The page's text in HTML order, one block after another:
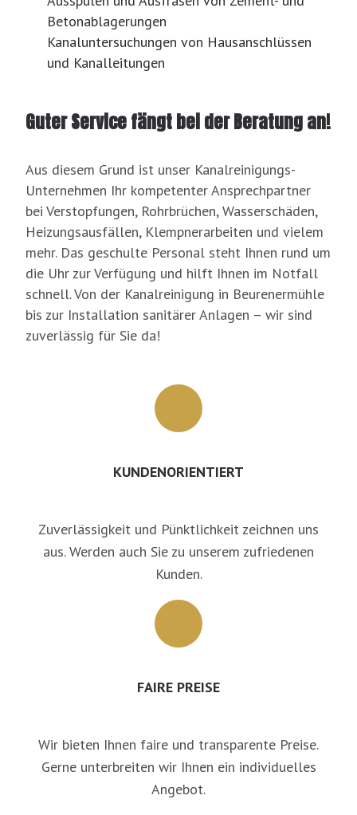
Betonablagerungen
Kanaluntersuchungen von Hausanschlüssen
und Kanalleitungen
Guter Service fängt bei der Beratung an!
Aus diesem Grund ist unser Kanalreinigungs-
Unternehmen Ihr kompetenter Ansprechpartner
bei Verstopfungen, Rohrbrüchen, Wasserschäden,
Heizungsausfällen, Klempnerarbeiten und vielem
mehr. Das geschulte Personal steht Ihnen rund um
die Uhr zur Verfügung und hilft Ihnen im Notfall
schnell. Von der Kanalreinigung in Beurenermühle
bis zur Installation sanitärer Anlagen – wir sind
zuverlässig für Sie da!
KUNDENORIENTIERT
Zuverlässigkeit und Pünktlichkeit zeichnen uns
aus. Werden auch Sie zu unserem zufriedenen
Kunden.
FAIRE PREISE
Wir bieten Ihnen faire und transparente Preise.
Gerne unterbreiten wir Ihnen ein individuelles
Angebot.